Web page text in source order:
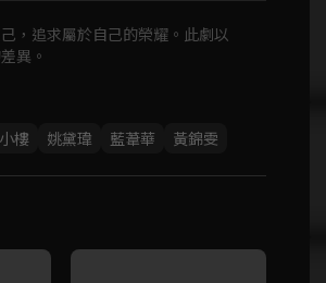
，追求屬於自己的榮耀。此劇以
異。
樓 姚黛瑋 藍葦華 黃錦雯